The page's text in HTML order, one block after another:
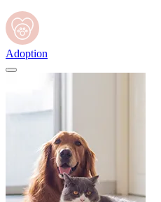
Adoption